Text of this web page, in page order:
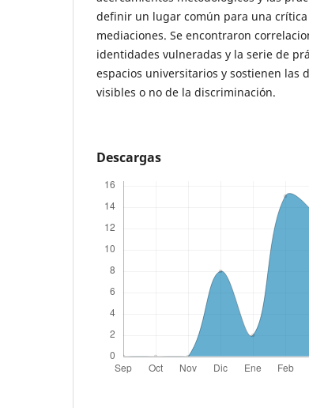
definir un lugar común para una
mediaciones. Se encontraron
identidades vulneradas y la serie de
espacios universitarios y sostienen las
visibles o no de la discriminación.
Descargas